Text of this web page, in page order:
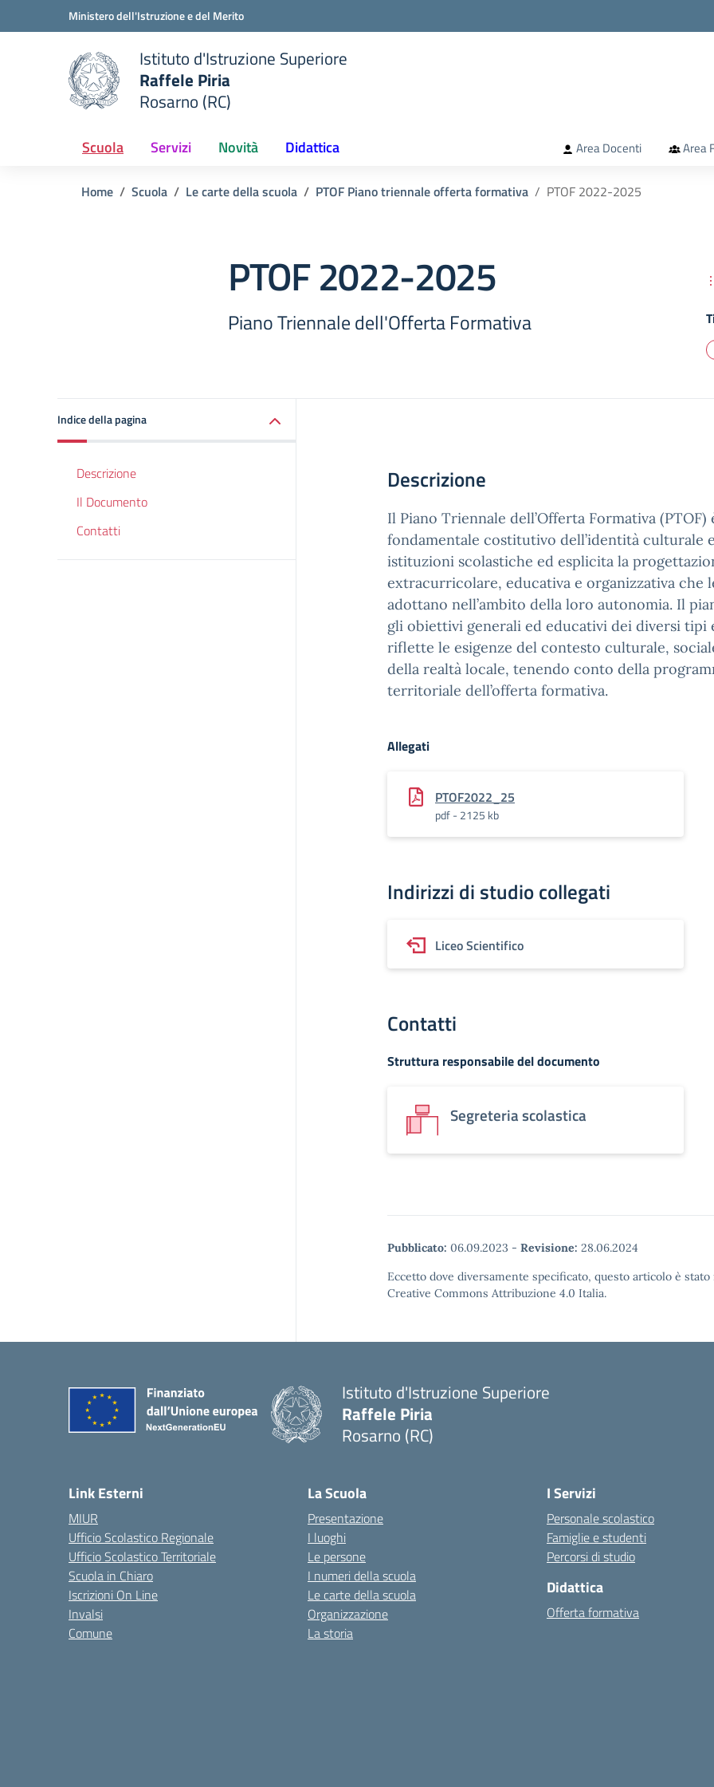
Vai ai contenuti
Vai al menu di navigazioneMinistero dell'Istruzione e del Merito
scuola
Istituto d'Istruzione Superiore
Raffele Piria
Rosarno (RC)
Scuola Servizi Novità Didattica Area Docenti Area
Home Scuola Le carte della scuola PTOF Piano triennale offerta formativa PTOF 2022-2025
PTOF 2022-2025
Piano Triennale dell'Offerta Formativa
Indice della pagina
Descrizione
Il Documento
Contatti
Descrizione
Il Piano Triennale dell’Offerta Formativa
fondamentale costitutivo dell’identità culturale
istituzioni scolastiche ed esplicita la
extracurricolare, educativa e organizzativa che
adottano nell’ambito della loro autonomia. Il
gli obiettivi generali ed educativi dei diversi tipi
riflette le esigenze del contesto culturale,
della realtà locale, tenendo conto della
territoriale dell’offerta formativa.
Allegati
PTOF2022_25
pdf - 2125 kb
Indirizzi di studio collegati
Liceo Scientifico
Contatti
Struttura responsabile del documento
Segreteria scolastica
Pubblicato: 06.09.2023 - Revisione: 28.06.2024
Eccetto dove diversamente specificato, questo articolo è
Creative Commons Attribuzione 4.0 Italia.
Istituto d'Istruzione Superiore
Raffele Piria
Rosarno (RC)
Link Esterni
MIUR
Ufficio Scolastico Regionale
Ufficio Scolastico Territoriale
Scuola in Chiaro
Iscrizioni On Line
Invalsi
Comune
La Scuola
Presentazione
I luoghi
Le persone
I numeri della scuola
Le carte della scuola
Organizzazione
La storia
I Servizi
Personale scolastico
Famiglie e studenti
Percorsi di studio
Didattica
Offerta formativa